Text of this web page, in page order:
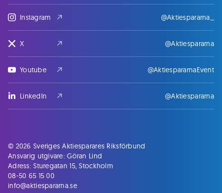
Instagram @Aktiespararna_
X @Aktiespararna
Youtube @AktiespararnaEvent
LinkedIn @Aktiespararna
© 2026 Sveriges Aktiesparares Riksförbund
Ansvarig utgivare: Göran Lind
Adress: Sturegatan 15, Stockholm
08-50 65 15 00
info@aktiespararna.se